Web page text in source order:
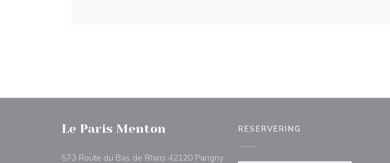
Le Paris Menton
573 Route du Bas de Rhins 42120 Parigny((opent in een nieuw venster))
RESERVERING